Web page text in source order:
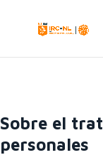
Sobre el
personales